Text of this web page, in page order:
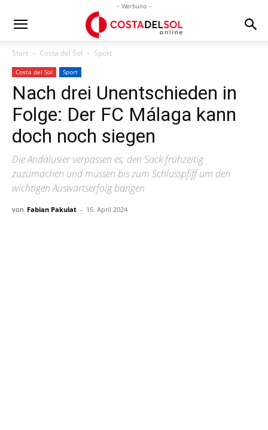
- Werbung -
Start Costa del Sol Sport
Costa del Sol Sport
Nach drei Unentschieden in
Folge: Der FC Málaga kann
doch noch siegen
Die Andalusier verpassen es, den Sack frühzeitig
zuzumachen und müssen bis zum Schlusspfiff um den
wichtigen Auswärtserfolg bangen
von Fabian Pakulat - 15. April 2024